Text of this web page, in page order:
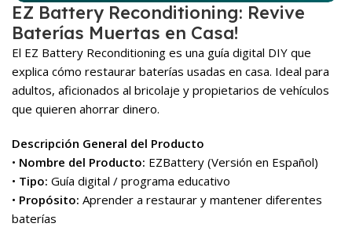
EZ Battery Reconditioning: Revive
Baterías Muertas en Casa!
El EZ Battery Reconditioning es una guía digital DIY que
explica cómo restaurar baterías usadas en casa. Ideal para
adultos, aficionados al bricolaje y propietarios de vehículos
que quieren ahorrar dinero.
Descripción General del Producto
• Nombre del Producto: EZBattery (Versión en Español)
• Tipo: Guía digital / programa educativo
• Propósito: Aprender a restaurar y mantener diferentes
baterías